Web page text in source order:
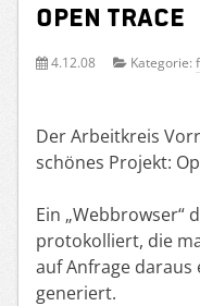
Open Trace
4.12.08 Kategorie:
Der Arbeitkreis
schönes Projekt:
Ein „Webbrowser“
protokolliert, die
auf Anfrage
generiert.